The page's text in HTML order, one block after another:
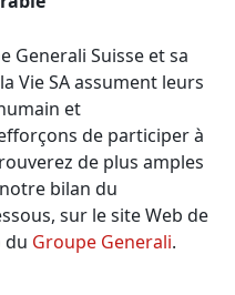
Generali Suisse et sa
Vie SA assument leurs
et
de participer à
de plus amples
bilan du
sur le site Web de
du Groupe Generali.